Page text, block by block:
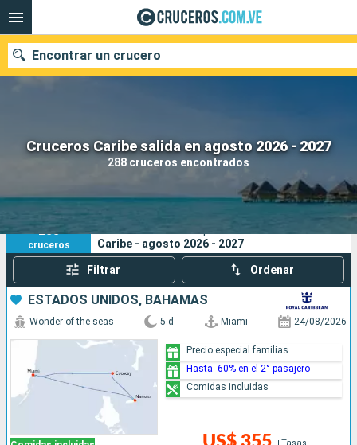
Cruceros Caribe salida en agosto 2026 - 2027
288 cruceros encontrados
Encontrar un crucero
Nuestros destinos
Puertos
Buscar
288
cruceros
Caribe - agosto 2026 - 2027
Filtrar Ordenar
ESTADOS UNIDOS, BAHAMAS
Wonder of the seas 5 d Miami 24/08/2026
Precio especial familias
Hasta -60% en el 2° pasajero
Comidas incluidas